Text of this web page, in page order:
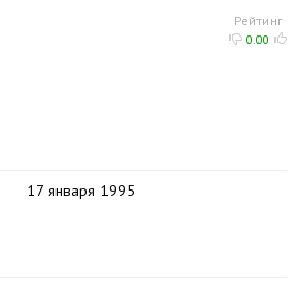
Рейтинг
0.00
17 января 1995